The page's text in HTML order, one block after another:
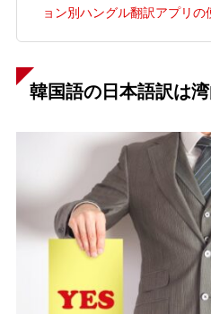
ョン別ハングル翻訳アプリ
韓国語の日本語訳は